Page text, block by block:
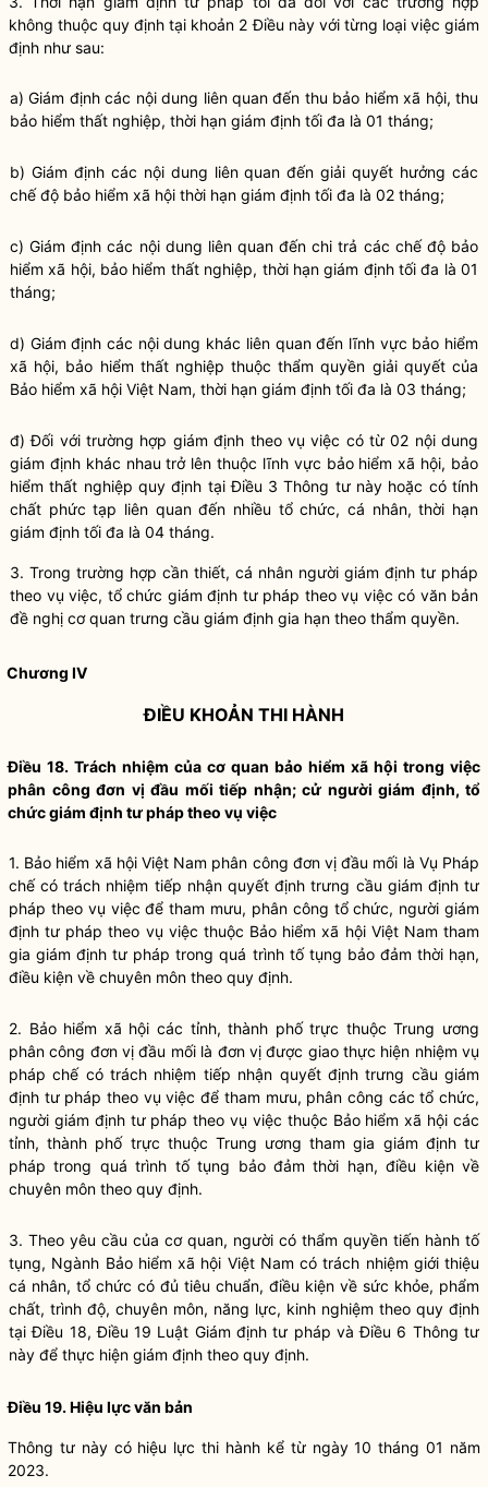
không thuộc quy định tại khoản 2 Điều này với từng loại việc giám
định như sau:
a) Giám định các nội dung liên quan đến thu bảo hiểm xã hội, thu
bảo hiểm thất nghiệp, thời hạn giám định tối đa là 01 tháng;
b) Giám định các nội dung liên quan đến giải quyết hưởng các
chế độ bảo hiểm xã hội thời hạn giám định tối đa là 02 tháng;
c) Giám định các nội dung liên quan đến chi trả các chế độ bảo
hiểm xã hội, bảo hiểm thất nghiệp, thời hạn giám định tối đa là 01
tháng;
d) Giám định các nội dung khác liên quan đến lĩnh vực bảo hiểm
xã hội, bảo hiểm thất nghiệp thuộc thẩm quyền giải quyết của
Bảo hiểm xã hội Việt Nam, thời hạn giám định tối đa là 03 tháng;
đ) Đối với trường hợp giám định theo vụ việc có từ 02 nội dung
giám định khác nhau trở lên thuộc lĩnh vực bảo hiểm xã hội, bảo
hiểm thất nghiệp quy định tại Điều 3 Thông tư này hoặc có tính
chất phức tạp liên quan đến nhiều tổ chức, cá nhân, thời hạn
giám định tối đa là 04 tháng.
3. Trong trường hợp cần thiết, cá nhân người giám định tư pháp
theo vụ việc, tổ chức giám định tư pháp theo vụ việc có văn bản
đề nghị cơ quan trưng cầu giám định gia hạn theo thẩm quyền.
Chương IV
ĐIỀU KHOẢN THI HÀNH
Điều 18. Trách nhiệm của cơ quan bảo hiểm xã hội trong việc
phân công đơn vị đầu mối tiếp nhận; cử người giám định, tổ
chức giám định tư pháp theo vụ việc
1. Bảo hiểm xã hội Việt Nam phân công đơn vị đầu mối là Vụ Pháp
chế có trách nhiệm tiếp nhận quyết định trưng cầu giám định tư
pháp theo vụ việc để tham mưu, phân công tổ chức, người giám
định tư pháp theo vụ việc thuộc Bảo hiểm xã hội Việt Nam tham
gia giám định tư pháp trong quá trình tố tụng bảo đảm thời hạn,
điều kiện về chuyên môn theo quy định.
2. Bảo hiểm xã hội các tỉnh, thành phố trực thuộc Trung ương
phân công đơn vị đầu mối là đơn vị được giao thực hiện nhiệm vụ
pháp chế có trách nhiệm tiếp nhận quyết định trưng cầu giám
định tư pháp theo vụ việc để tham mưu, phân công các tổ chức,
người giám định tư pháp theo vụ việc thuộc Bảo hiểm xã hội các
tỉnh, thành phố trực thuộc Trung ương tham gia giám định tư
pháp trong quá trình tố tụng bảo đảm thời hạn, điều kiện về
chuyên môn theo quy định.
3. Theo yêu cầu của cơ quan, người có thẩm quyền tiến hành tố
tụng, Ngành Bảo hiểm xã hội Việt Nam có trách nhiệm giới thiệu
cá nhân, tổ chức có đủ tiêu chuẩn, điều kiện về sức khỏe, phẩm
chất, trình độ, chuyên môn, năng lực, kinh nghiệm theo quy định
tạiĐiều 18, Điều 19 Luật Giám định tư pháp và Điều 6 Thông tư
này để thực hiện giám định theo quy định.
Điều 19. Hiệu lực văn bản
Thông tư này có hiệu lực thi hành kể từ ngày 10 tháng 01 năm
2023.